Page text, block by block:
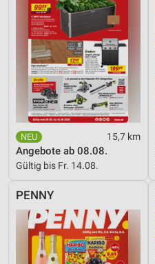
15,7 km
Angebote ab 08.08.
Gültig bis Fr. 14.08.
PENNY